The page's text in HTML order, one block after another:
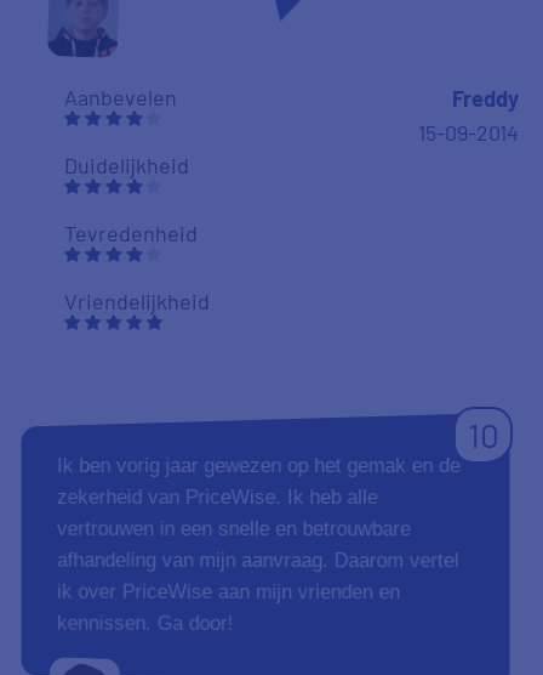
Aanbevelen
Duidelijkheid
Tevredenheid
Vriendelijkheid
Freddy
15-09-2014
10
Ik ben vorig jaar gewezen op het gemak en de
zekerheid van PriceWise. Ik heb alle
vertrouwen in een snelle en betrouwbare
afhandeling van mijn aanvraag. Daarom vertel
ik over PriceWise aan mijn vrienden en
kennissen. Ga door!